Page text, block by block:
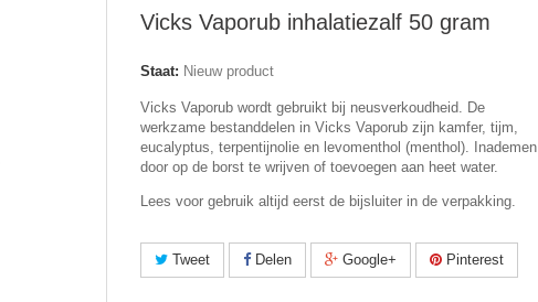
Vicks Vaporub inhalatiezalf 50 gram
Staat: Nieuw product
Vicks Vaporub wordt gebruikt bij neusverkoudheid. De
werkzame bestanddelen in Vicks Vaporub zijn kamfer, tijm,
eucalyptus, terpentijnolie en levomenthol (menthol). Inademen
door op de borst te wrijven of toevoegen aan heet water.
Lees voor gebruik altijd eerst de bijsluiter in de verpakking.
Tweet Delen Google+ Pinterest